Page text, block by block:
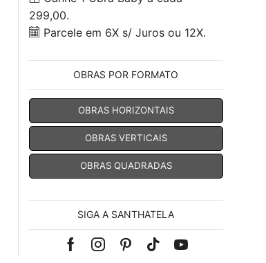
299,00.
Parcele em 6X s/ Juros ou 12X.
OBRAS POR FORMATO
OBRAS HORIZONTAIS
OBRAS VERTICAIS
OBRAS QUADRADAS
SIGA A SANTHATELA
FacebookInstagramPinterest
Tik-Youtube